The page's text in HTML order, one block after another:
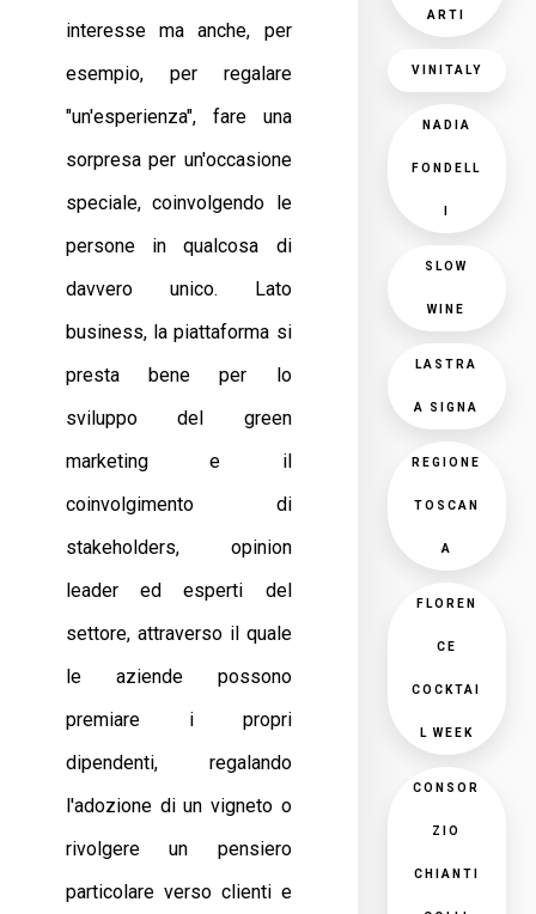
interesse ma anche, per
esempio, per regalare
"un'esperienza", fare una
sorpresa per un'occasione
speciale, coinvolgendo le
persone in qualcosa di
davvero unico. Lato
business, la piattaforma si
presta bene per lo
sviluppo del green
marketing e il
coinvolgimento di
stakeholders, opinion
leader ed esperti del
settore, attraverso il quale
le aziende possono
premiare i propri
dipendenti, regalando
l'adozione di un vigneto o
rivolgere un pensiero
particolare verso clienti e
ARTI
VINITALY
NADIA
FONDELL
SLOW
WINE
LASTRA
A SIGNA
REGIONE
TOSCAN
A
FLOREN
CE
COCKTAI
L WEEK
CONSOR
ZIO
CHIANTI